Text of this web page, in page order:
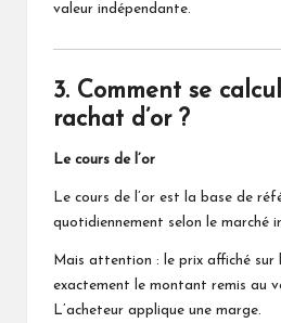
valeur indépendante.
3. Comment se
rachat d’or ?
Le cours de l’or
Le cours de l’or est la base de
quotidiennement selon le marché
Mais attention : le prix affiché sur
exactement le montant remis au
L’acheteur applique une marge.